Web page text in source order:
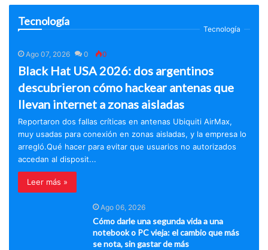
Tecnología
Tecnología
Ago 07, 2026 0 0
Black Hat USA 2026: dos argentinos
descubrieron cómo hackear antenas que
llevan internet a zonas aisladas
Reportaron dos fallas críticas en antenas Ubiquiti AirMax,
muy usadas para conexión en zonas aisladas, y la empresa lo
arregló.Qué hacer para evitar que usuarios no autorizados
accedan al disposit...
Leer más »
Ago 06, 2026
Cómo darle una segunda vida a una
notebook o PC vieja: el cambio que más
se nota, sin gastar de más